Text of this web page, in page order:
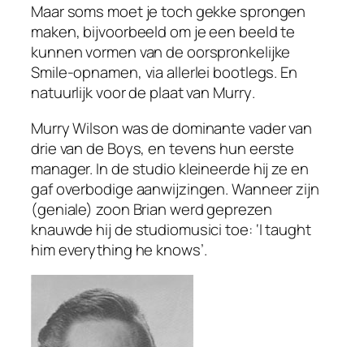
Maar soms moet je toch gekke sprongen
maken, bijvoorbeeld om je een beeld te
kunnen vormen van de oorspronkelijke
Smile-opnamen, via allerlei bootlegs. En
natuurlijk voor de plaat van Murry.
Murry Wilson was de dominante vader van
drie van de Boys, en tevens hun eerste
manager. In de studio kleineerde hij ze en
gaf overbodige aanwijzingen. Wanneer zijn
(geniale) zoon Brian werd geprezen
knauwde hij de studiomusici toe: ‘I taught
him everything he knows’.